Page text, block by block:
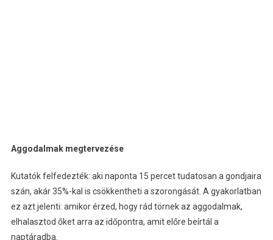
Aggodalmak megtervezése
Kutatók felfedezték: aki naponta 15 percet tudatosan a gondjaira
szán, akár 35%-kal is csökkentheti a szorongását. A gyakorlatban
ez azt jelenti: amikor érzed, hogy rád törnek az aggodalmak,
elhalasztod őket arra az időpontra, amit előre beírtál a
naptáradba.